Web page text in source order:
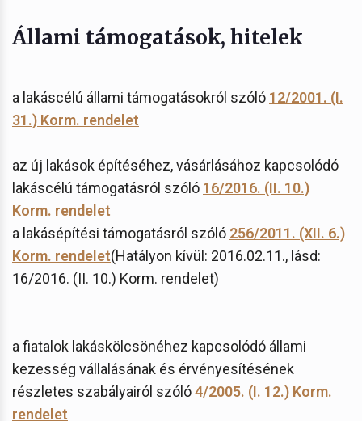
Állami támogatások, hitelek
a lakáscélú állami támogatásokról szóló 12/2001. (I.
31.) Korm. rendelet
az új lakások építéséhez, vásárlásához kapcsolódó
lakáscélú támogatásról szóló 16/2016. (II. 10.)
Korm. rendelet
a lakásépítési támogatásról szóló 256/2011. (XII. 6.)
Korm. rendelet(Hatályon kívül: 2016.02.11., lásd:
16/2016. (II. 10.) Korm. rendelet)
a fiatalok lakáskölcsönéhez kapcsolódó állami
kezesség vállalásának és érvényesítésének
részletes szabályairól szóló4/2005. (I. 12.) Korm.
rendelet